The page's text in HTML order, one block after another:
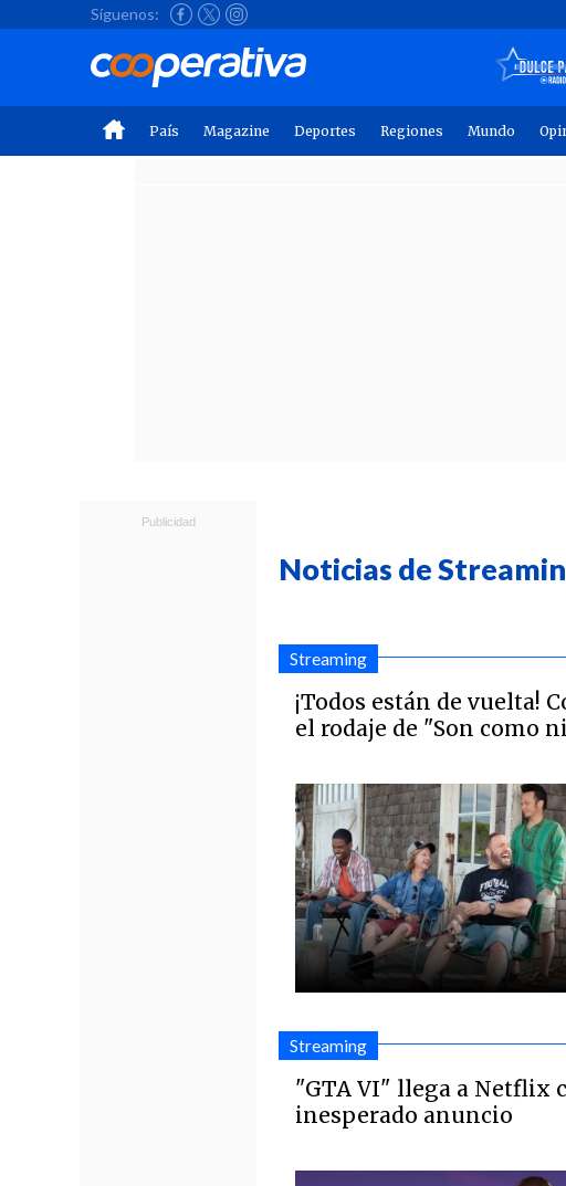
Síguenos:
País Magazine Deportes Regiones Mundo
Noticias de
Streaming
¡Todos están de vuelta!
el rodaje de "Son como
Streaming
"GTA VI" llega a Netflix
inesperado anuncio